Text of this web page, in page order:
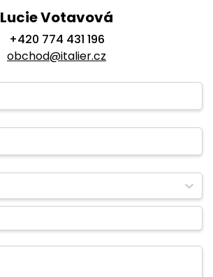
Lucie Votavová
+420 774 431 196
obchod@italier.cz